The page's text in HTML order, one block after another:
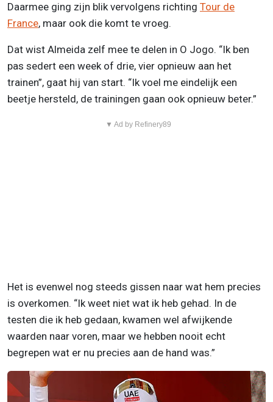
Daarmee ging zijn blik vervolgens richting Tour de
France, maar ook die komt te vroeg.
Dat wist Almeida zelf mee te delen in O Jogo. “Ik ben
pas sedert een week of drie, vier opnieuw aan het
trainen”, gaat hij van start. “Ik voel me eindelijk een
beetje hersteld, de trainingen gaan ook opnieuw beter.”
▼ Ad by Refinery89
Het is evenwel nog steeds gissen naar wat hem precies
is overkomen. “Ik weet niet wat ik heb gehad. In de
testen die ik heb gedaan, kwamen wel afwijkende
waarden naar voren, maar we hebben nooit echt
begrepen wat er nu precies aan de hand was.”